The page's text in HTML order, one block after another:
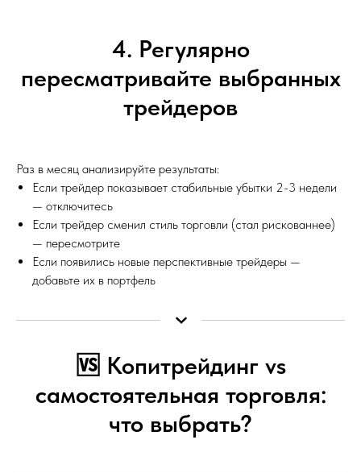
4. Регулярно
пересматривайте выбранных
трейдеров
Раз в месяц анализируйте результаты:
Если трейдер показывает стабильные убытки 2-3 недели
— отключитесь
Если трейдер сменил стиль торговли (стал рискованнее)
— пересмотрите
Если появились новые перспективные трейдеры —
добавьте их в портфель
🆚 Копитрейдинг vs
самостоятельная торговля:
что выбрать?